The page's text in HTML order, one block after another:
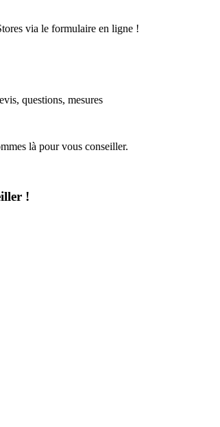
via le formulaire en ligne !
questions, mesures
là pour vous conseiller.
!